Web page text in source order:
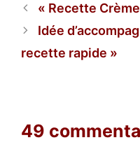
Recette
Idée
recette rapide
49